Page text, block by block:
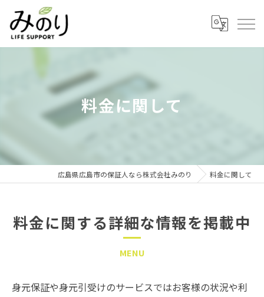
料金に関して
広島県広島市の保証人なら株式会社みのり 料金に関して
料金に関する詳細な情報を掲載中
MENU
身元保証や身元引受けのサービスではお客様の状況や利